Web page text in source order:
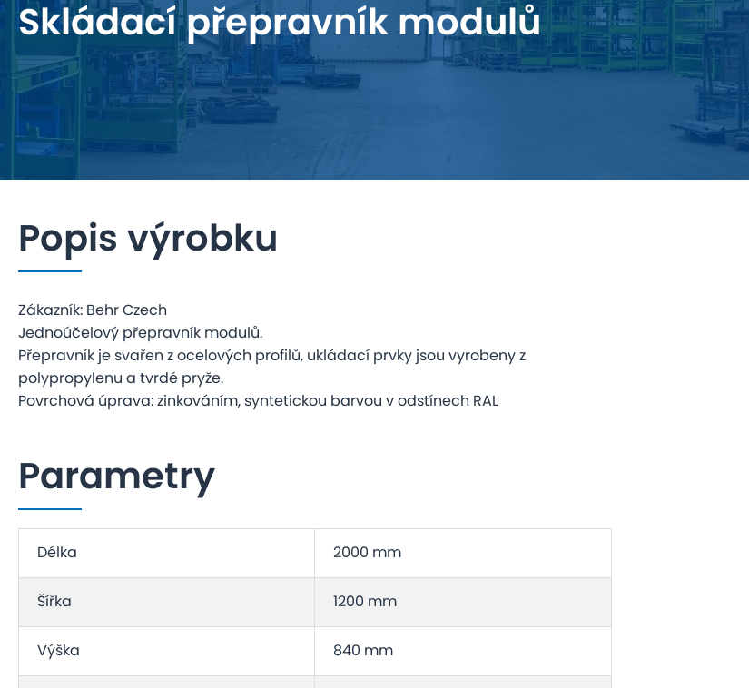
Skládací přepravník modulů
Popis výrobku
Zákazník: Behr Czech
Jednoúčelový přepravník modulů.
Přepravník je svařen z ocelových profilů, ukládací prvky jsou vyrobeny z
polypropylenu a tvrdé pryže.
Povrchová úprava: zinkováním, syntetickou barvou v odstínech RAL
Parametry
Délka 2000 mm
Šířka 1200 mm
Výška 840 mm